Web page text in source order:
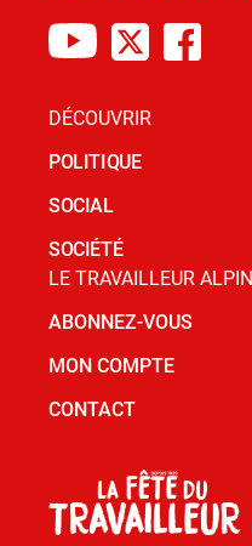
DÉCOUVRIR
POLITIQUE
SOCIAL
SOCIÉTÉ
LE TRAVAILLEUR ALPIN
ABONNEZ-VOUS
MON COMPTE
CONTACT